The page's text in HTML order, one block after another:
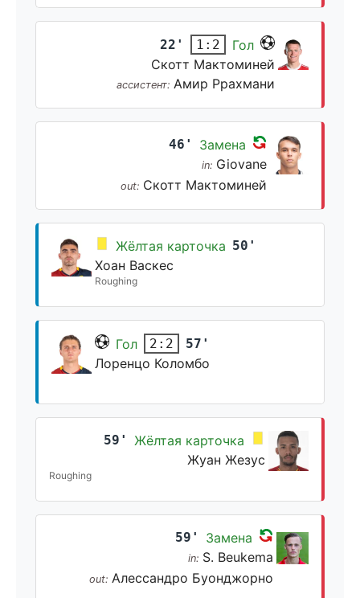
22' 1:2
Гол
Скотт Мактоминей
ассистент: Амир Ррахмани
46' Замена
in: Giovane
out: Скотт Мактоминей
Жёлтая карточка 50'
Хоан Васкес
Roughing
Гол 2:2 57'
Лоренцо Коломбо
59'
Жёлтая карточка
Жуан Жезус
Roughing
59' Замена
in: S. Beukema
out: Алессандро Буонджорно